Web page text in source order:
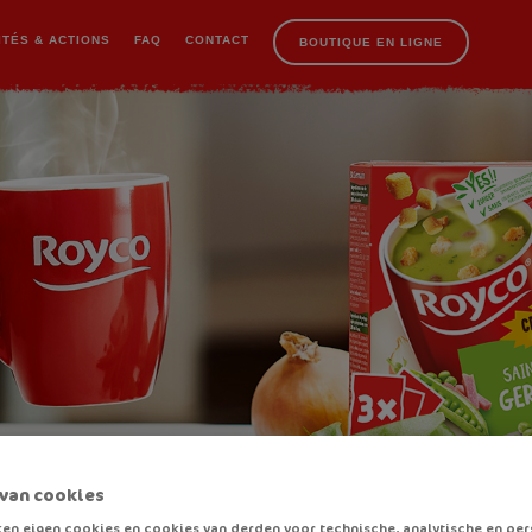
& ACTIONS FAQ CONTACT BOUTIQUE EN LIGNE
cookies
eigen cookies en cookies van derden voor technische, analytische en